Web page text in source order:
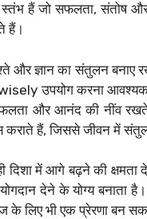
स्तंभ हैं जो सफलता, संतोष
हैं।
और ज्ञान का संतुलन बनाए
उपयोग करना
और आनंद की नींव
कराते हैं, जिससे जीवन में
दिशा में आगे बढ़ने की क्षमता
देने के योग्य बनाता
लिए भी एक प्रेरणा बन